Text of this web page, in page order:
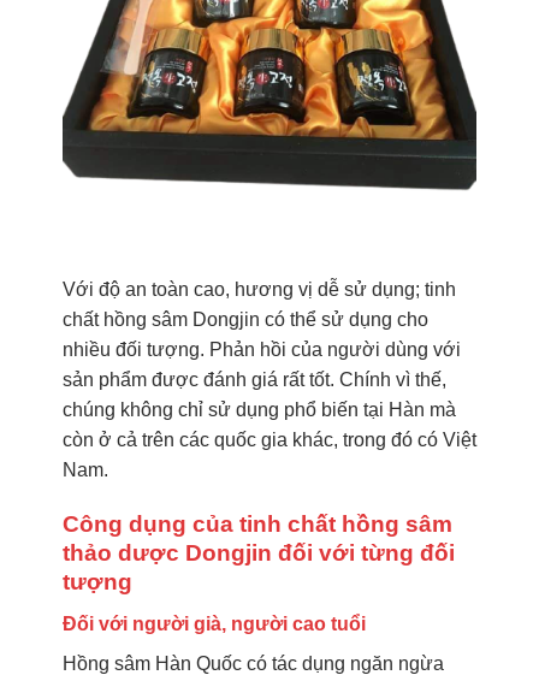
Với độ an toàn cao, hương vị dễ sử dụng; tinh
chất hồng sâm Dongjin có thể sử dụng cho
nhiều đối tượng. Phản hồi của người dùng với
sản phẩm được đánh giá rất tốt. Chính vì thế,
chúng không chỉ sử dụng phổ biến tại Hàn mà
còn ở cả trên các quốc gia khác, trong đó có Việt
Nam.
Công dụng của tinh chất hồng sâm
thảo dược Dongjin đối với từng đối
tượng
Đối với người già, người cao tuổi
Hồng sâm Hàn Quốc có tác dụng ngăn ngừa